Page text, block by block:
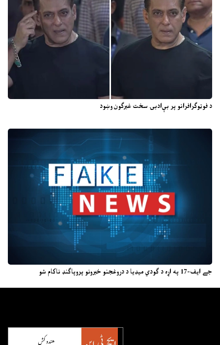
د فوټوګرافرانو پر بې‌ادبۍ سخت غبرګون وښود
جے ایف-17 په اړه د ګودي میډیا د دروغجنو خبرونو پروپاګنډ ناکام شو